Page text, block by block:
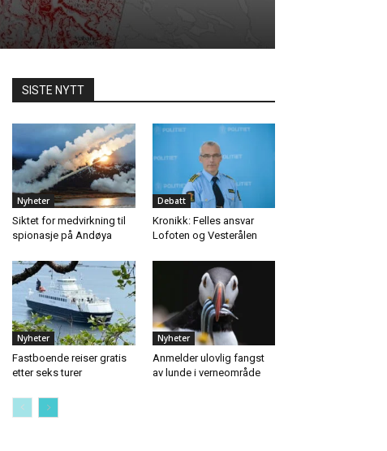
SISTE NYTT
Nyheter
Siktet for medvirkning til
spionasje på Andøya
Debatt
Kronikk: Felles ansvar
Lofoten og Vesterålen
Nyheter
Fastboende reiser gratis
etter seks turer
Nyheter
Anmelder ulovlig fangst
av lunde i verneområde